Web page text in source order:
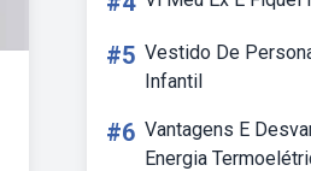
#5 Vestido De
Infantil
#6 Vantagens E
Energia